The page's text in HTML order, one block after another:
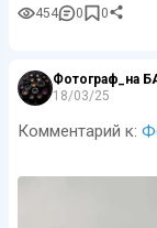
454 0 0
Фотограф_на
18/03/25
Комментарий к: